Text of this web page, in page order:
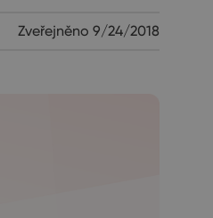
Zveřejněno 9/24/2018